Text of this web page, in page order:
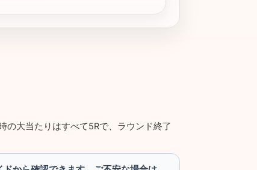
の大当たりはすべて5Rで、ラウンド終了